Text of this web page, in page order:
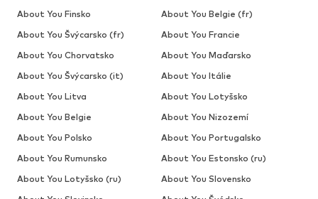
About You Finsko
About You Belgie (fr)
About You Švýcarsko (fr)
About You Francie
About You Chorvatsko
About You Maďarsko
About You Švýcarsko (it)
About You Itálie
About You Litva
About You Lotyšsko
About You Belgie
About You Nizozemí
About You Polsko
About You Portugalsko
About You Rumunsko
About You Estonsko (ru)
About You Lotyšsko (ru)
About You Slovensko